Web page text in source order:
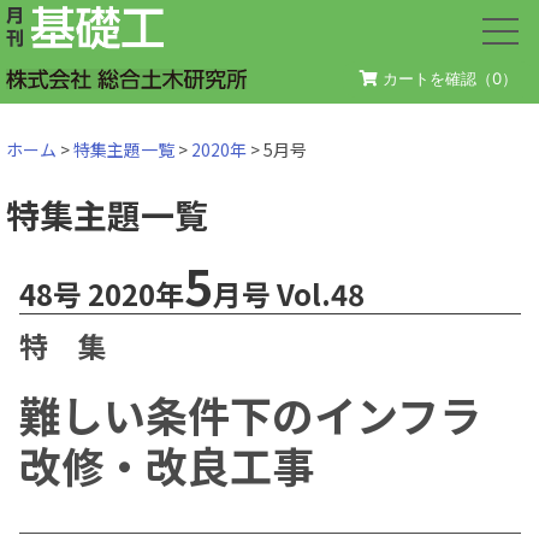
カートを確認（0）
ホーム >特集主題一覧 > 2020年 > 5月号
特集主題一覧
48号 2020年5月号 Vol.48
特 集
難しい条件下のインフラ
改修・改良工事